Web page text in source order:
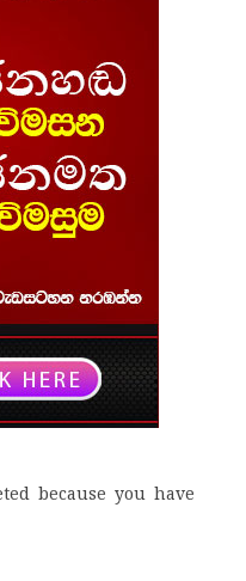
because you have